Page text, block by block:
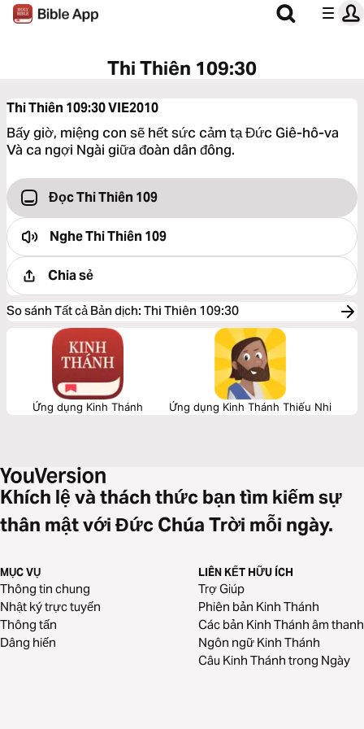
Thi Thiên 109:30
Thi Thiên 109:30VIE2010
Bấy giờ, miệng con sẽ hết sức cảm tạ Đức Giê-hô-va
Và ca ngợi Ngài giữa đoàn dân đông.
Đọc Thi Thiên 109
NgheThi Thiên 109
Chia sẻ
So sánh Tất cả Bản dịch: Thi Thiên 109:30
Ứng dụng Kinh Thánh Ứng dụng Kinh Thánh Thiếu Nhi
Khích lệ và thách thức bạn tìm kiếm sự
thân mật với Đức Chúa Trời mỗi ngày.
MỤC VỤ
Thông tin chung
Nhật ký trực tuyến
Thông tấn
Dâng hiến
LIÊN KẾT HỮU ÍCH
Trợ Giúp
Phiên bản Kinh Thánh
Các bản Kinh Thánh âm thanh
Ngôn ngữ Kinh Thánh
Câu Kinh Thánh trong Ngày